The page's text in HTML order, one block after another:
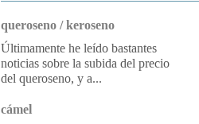
queroseno / keroseno
Últimamente he leído bastantes
noticias sobre la subida del precio
del queroseno, y a...
cámel